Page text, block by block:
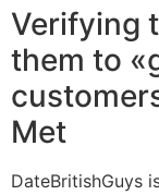
Verifying
them to
Met
DateBritishGuys